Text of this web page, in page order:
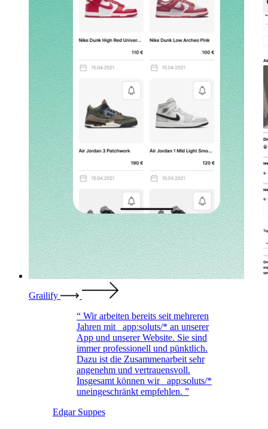
Grailify
Wir arbeiten bereits seit mehreren
Jahren mit
_app:soluts/* an unserer
App und unserer Website. Sie sind
immer professionell und pünktlich.
Dazu ist die Zusammenarbeit sehr
angenehm und vertrauensvoll.
Insgesamt können wir
_app:soluts/*
uneingeschränkt empfehlen.
Edgar Suppes